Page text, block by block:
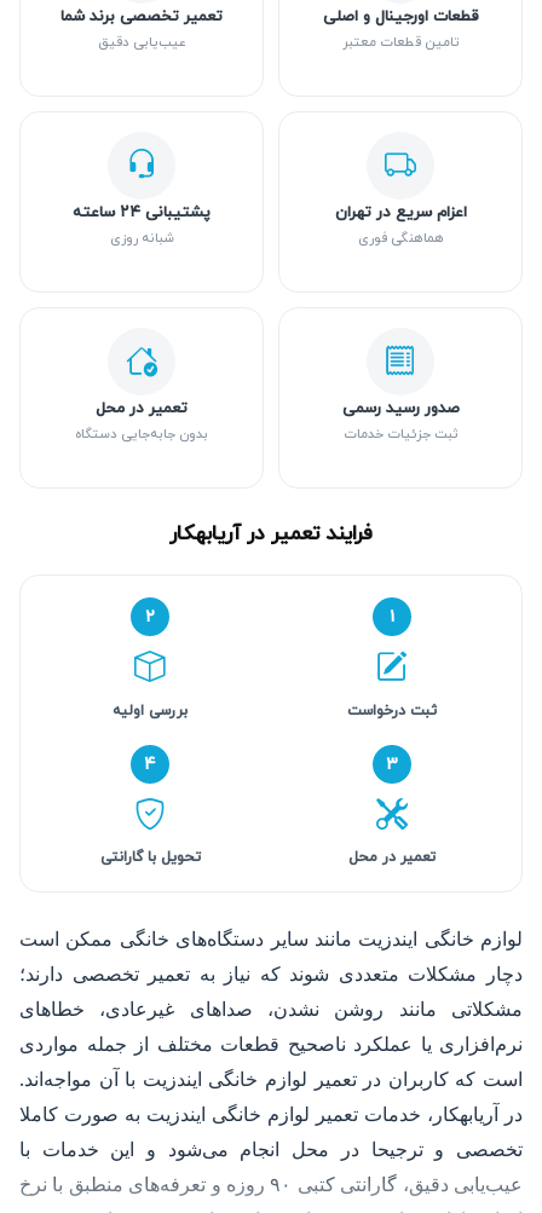
قطعات اورجینال و اصلی
تامین قطعات معتبر
تعمیر تخصصی برند شما
عیب‌یابی دقیق
اعزام سریع در تهران
هماهنگی فوری
پشتیبانی ۲۴ ساعته
شبانه روزی
صدور رسید رسمی
ثبت جزئیات خدمات
تعمیر در محل
بدون جابه‌جایی دستگاه
فرایند تعمیر در آریابهکار
۱
ثبت درخواست
۲
بررسی اولیه
۳
تعمیر در محل
۴
تحویل با گارانتی
لوازم خانگی ایندزیت مانند سایر دستگاه‌های خانگی ممکن است
دچار مشکلات متعددی شوند که نیاز به تعمیر تخصصی دارند؛
مشکلاتی مانند روشن نشدن، صداهای غیرعادی، خطاهای
نرم‌افزاری یا عملکرد ناصحیح قطعات مختلف از جمله مواردی
است که کاربران در تعمیر لوازم خانگی ایندزیت با آن مواجه‌اند.
در آریابهکار، خدمات تعمیر لوازم خانگی ایندزیت به صورت کاملا
تخصصی و ترجیحا در محل انجام می‌شود و این خدمات با
عیب‌یابی دقیق، گارانتی کتبی ۹۰ روزه و تعرفه‌های منطبق با نرخ